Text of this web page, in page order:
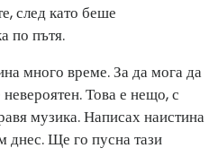
след като беше
по пътя.
много време. За да мога да
Това е нещо, с
музика. Написах наистина
днес. Ще го пусна тази